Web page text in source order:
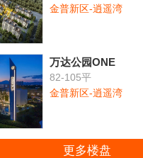
金普新区-逍遥湾
万达公园ONE
82-105平
金普新区-逍遥湾
更多楼盘